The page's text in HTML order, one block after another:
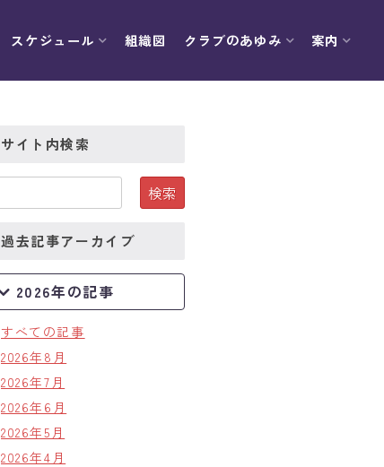
スケジュール 組織図 クラブのあゆみ 案内
サイト内検索
過去記事アーカイブ
2026年の記事
すべての記事
2026年8月
2026年7月
2026年6月
2026年5月
2026年4月